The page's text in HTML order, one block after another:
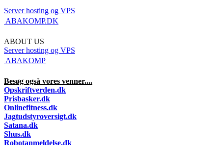
Server hosting og VPS
 ABAKOMP.DK
ABOUT US
Server hosting og VPS
 ABAKOMP
Besøg også vores venner....
Opskriftverden.dk
Prisbasker.dk
Onlinefitness.dk
Jagtudstyroversigt.dk
Satana.dk
Shus.dk
Robotanmeldelse.dk